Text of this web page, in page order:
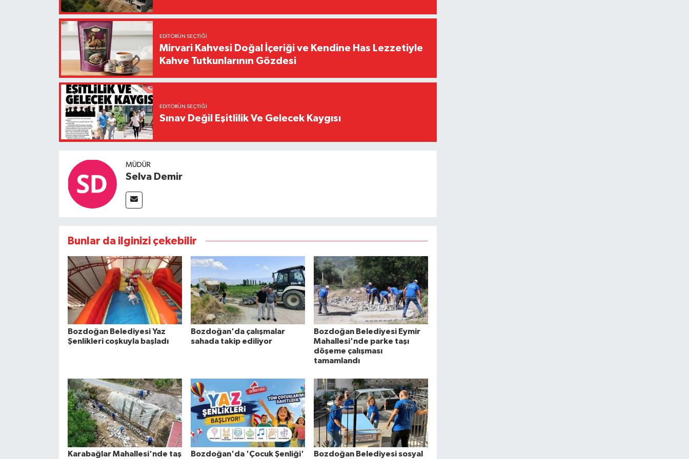
EDITÖRÜN SEÇTIĞI
Mirvari Kahvesi Doğal İçeriği ve Kendine Has Lezzetiyle
Kahve Tutkunlarının Gözdesi
EDITÖRÜN SEÇTIĞI
Sınav Değil Eşitlilik Ve Gelecek Kaygısı
MÜDÜR
Selva Demir
Bunlar da ilginizi çekebilir
Bozdoğan Belediyesi Yaz
Şenlikleri coşkuyla başladı
Bozdoğan'da çalışmalar
sahada takip ediliyor
Bozdoğan Belediyesi Eymir
Mahallesi'nde parke taşı
döşeme çalışması
tamamlandı
Karabağlar Mahallesi'nde taş Bozdoğan'da 'Çocuk Şenliği' Bozdoğan Belediyesi sosyal